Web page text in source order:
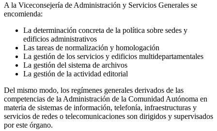
A la Viceconsejería de Administración y Servicios Generales se
encomienda:
La determinación concreta de la política sobre sedes y
edificios administrativos
Las tareas de normalización y homologación
La gestión de los servicios y edificios multidepartamentales
La gestión del sistema de archivos
La gestión de la actividad editorial
Del mismo modo, los regímenes generales derivados de las
competencias de la Administración de la Comunidad Autónoma en
materia de sistemas de información, telefonía, infraestructuras y
servicios de redes o telecomunicaciones son dirigidos y supervisados
por este órgano.